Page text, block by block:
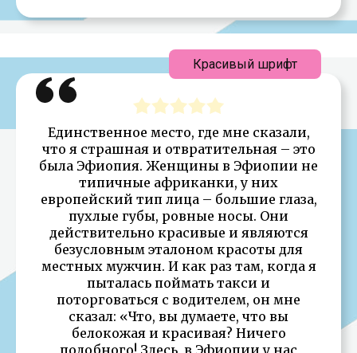
Единственное место, где мне сказали,
что я страшная и отвратительная – это
была Эфиопия. Женщины в Эфиопии не
типичные африканки, у них
европейский тип лица – большие глаза,
пухлые губы, ровные носы. Они
действительно красивые и являются
безусловным эталоном красоты для
местных мужчин. И как раз там, когда я
пыталась поймать такси и
поторговаться с водителем, он мне
сказал: «Что, вы думаете, что вы
белокожая и красивая? Ничего
подобного! Здесь, в Эфиопии у нас
Красивый шрифт